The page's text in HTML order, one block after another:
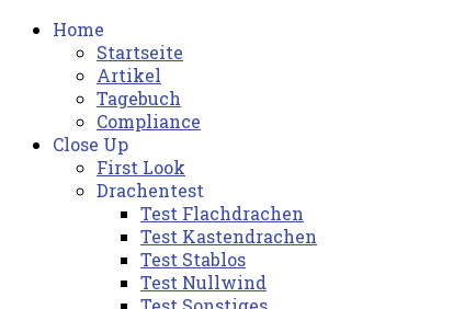
Home
Startseite
Artikel
Tagebuch
Compliance
Close Up
First Look
Drachentest
Test Flachdrachen
Test Kastendrachen
Test Stablos
Test Nullwind